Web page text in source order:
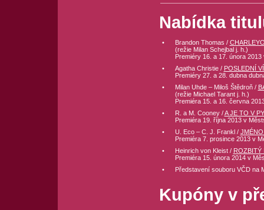
Nabídka
• Brandon Thomas /
(režie Milan Schejbal j. h.)
Premiéry 16. a 17. února
•
Agatha Christie / POSLEDNÍ
Premiéry 27. a 28. dubna
•
Milan Uhde – Miloš Štědroň /
(režie Michael Tarant j. h.)
Premiéra 15. a 16. června
•
R. a M. Cooney /A JE TO V
Premiéra 19. října 2013 v
•
U. Eco – C. J. Frankl /
Premiéra 7. prosince 2013 v
•
Heinrich von Kleist / ROZBITÝ
Premiéra 15. února 2014 v
•
Představení souboru VČD na
Kupóny v